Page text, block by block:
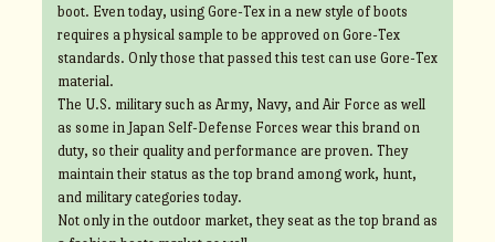
boot. Even today, using Gore-Tex in a new style of boots
requires a physical sample to be approved on Gore-Tex
standards. Only those that passed this test can use Gore-Tex
material.
The U.S. military such as Army, Navy, and Air Force as well
as some in Japan Self-Defense Forces wear this brand on
duty, so their quality and performance are proven. They
maintain their status as the top brand among work, hunt,
and military categories today.
Not only in the outdoor market, they seat as the top brand as